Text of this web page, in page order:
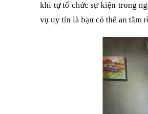
khi tự tổ chức sự kiện trong
vụ uy tín là bạn có thê an tâm